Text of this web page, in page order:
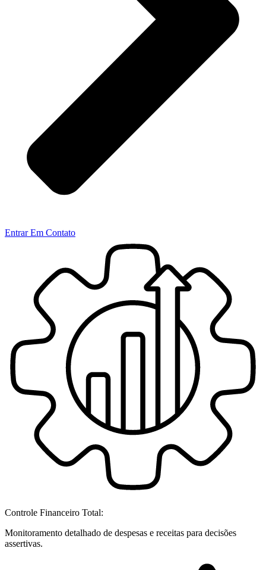
Entrar Em Contato
Controle Financeiro Total:
Monitoramento detalhado de despesas e receitas para decisões
assertivas.